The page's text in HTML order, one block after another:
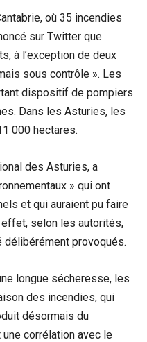
où 35 incendies
sur Twitter que
à l’exception de deux
sous contrôle ». Les
dispositif de pompiers
Dans les Asturies, les
000 hectares.
des Asturies, a
» qui ont
et qui auraient pu faire
selon les autorités,
provoqués.
longue sécheresse, les
des incendies, qui
désormais du
une corrélation avec le